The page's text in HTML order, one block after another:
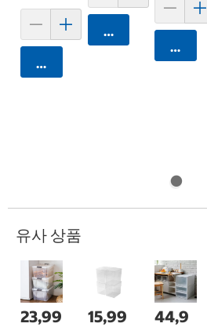
카트에 담기
카트에 담기
카트
유사 상품
23,99
15,99
44,9